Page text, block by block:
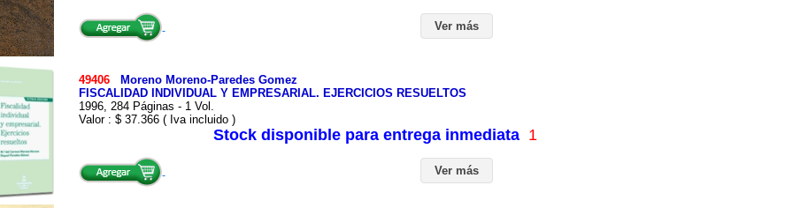
Ver más
49406
Moreno Moreno-Paredes Gomez
FISCALIDAD INDIVIDUAL Y EMPRESARIAL. EJERCICIOS RESUELTOS
1996, 284 Páginas - 1 Vol.
Valor : $ 37.366 ( Iva incluido )
Stock disponible para entrega inmediata 1
Ver más